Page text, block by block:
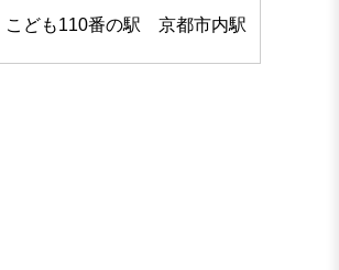
ども110番の駅 京都市内駅